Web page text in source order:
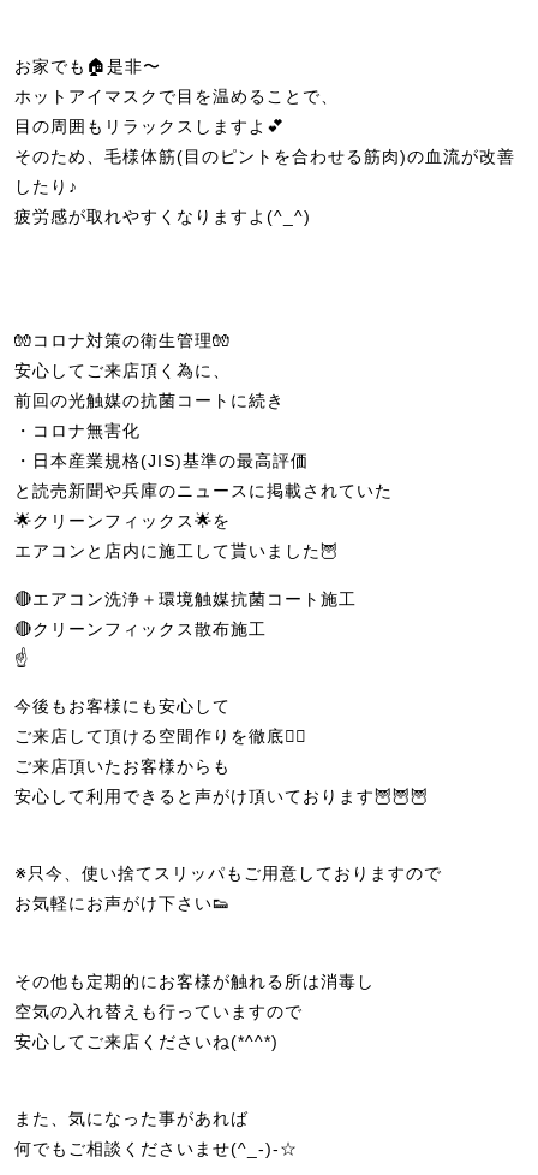
お家でも🏠是非〜
ホットアイマスクで目を温めることで、
目の周囲もリラックスしますよ💕
そのため、毛様体筋(目のピントを合わせる筋肉)の血流が改善
したり♪
疲労感が取れやすくなりますよ(^_^)
🧤コロナ対策の衛生管理🧤
安心してご来店頂く為に、
前回の光触媒の抗菌コートに続き
・コロナ無害化
・日本産業規格(JIS)基準の最高評価
と読売新聞や兵庫のニュースに掲載されていた
🌟クリーンフィックス🌟を
エアコンと店内に施工して貰いました🦉
🔴エアコン洗浄＋環境触媒抗菌コート施工
🔴クリーンフィックス散布施工
☝️
今後もお客様にも安心して
ご来店して頂ける空間作りを徹底🙆‍♀️
ご来店頂いたお客様からも
安心して利用できると声がけ頂いております🦉🦉🦉
※只今、使い捨てスリッパもご用意しておりますので
お気軽にお声がけ下さい👟
その他も定期的にお客様が触れる所は消毒し
空気の入れ替えも行っていますので
安心してご来店くださいね(*^^*)
また、気になった事があれば
何でもご相談くださいませ(^_-)-☆